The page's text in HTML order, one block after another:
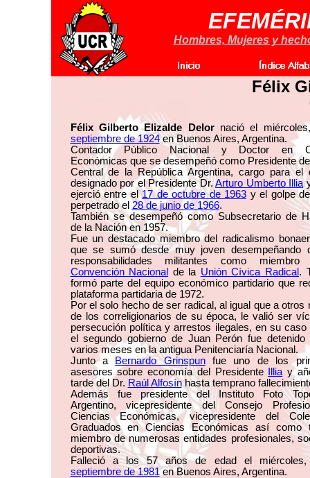
Hombres, Mujeres y
Félix
Félix Gilberto Elizalde Delornació el
septiembre de 1924en Buenos Aires, Argentina.
Contador Público Nacional y Doctor en
Económicas que se desempeñó como Presidente
Central de la República Argentina, cargo para el
designado por el Presidente Dr. Arturo Umberto Illia
ejerció entre el17 de octubre de 1963 y el golpe
perpetrado el 28 de junio de 1966.
También se desempeñó como Subsecretario de
de la Nación en 1957.
Fue un destacado miembro del radicalismo
que se sumó desde muy joven desempeñando
responsabilidades militantes como
Convención Nacional
de la Unión Cívica Radical .
formó parte del equipo económico partidario que
plataforma partidaria de 1972.
Por el solo hecho de ser radical, al igual que a otros
de los correligionarios de su época, le valió ser
persecución política y arrestos ilegales, en su caso
el segundo gobierno de Juan Perón fue detenido
varios meses en la antigua Penitenciaría Nacional.
Junto a
Bernardo Grinspunfue uno de los
asesores sobre economía del Presidente
Illia y
tarde del Dr. Raúl Alfosínhasta temprano
Además fue presidente del Instituto Foto
Argentino, vicepresidente del Consejo
Ciencias Económicas, vicepresidente del
Graduados en Ciencias Económicas así como
miembro de numerosas entidades profesionales,
deportivas.
Falleció a los 57 años de edad el
septiembre de 1981en Buenos Aires, Argentina.